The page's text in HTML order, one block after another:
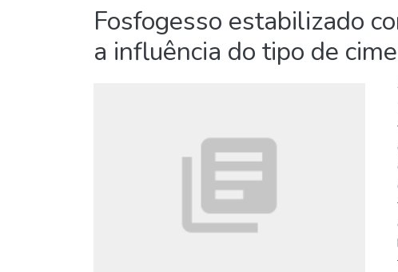
Fosfogesso estabilizado
a influência do tipo de